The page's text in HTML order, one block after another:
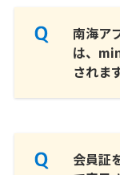
南海ア
は、
されま
会員証